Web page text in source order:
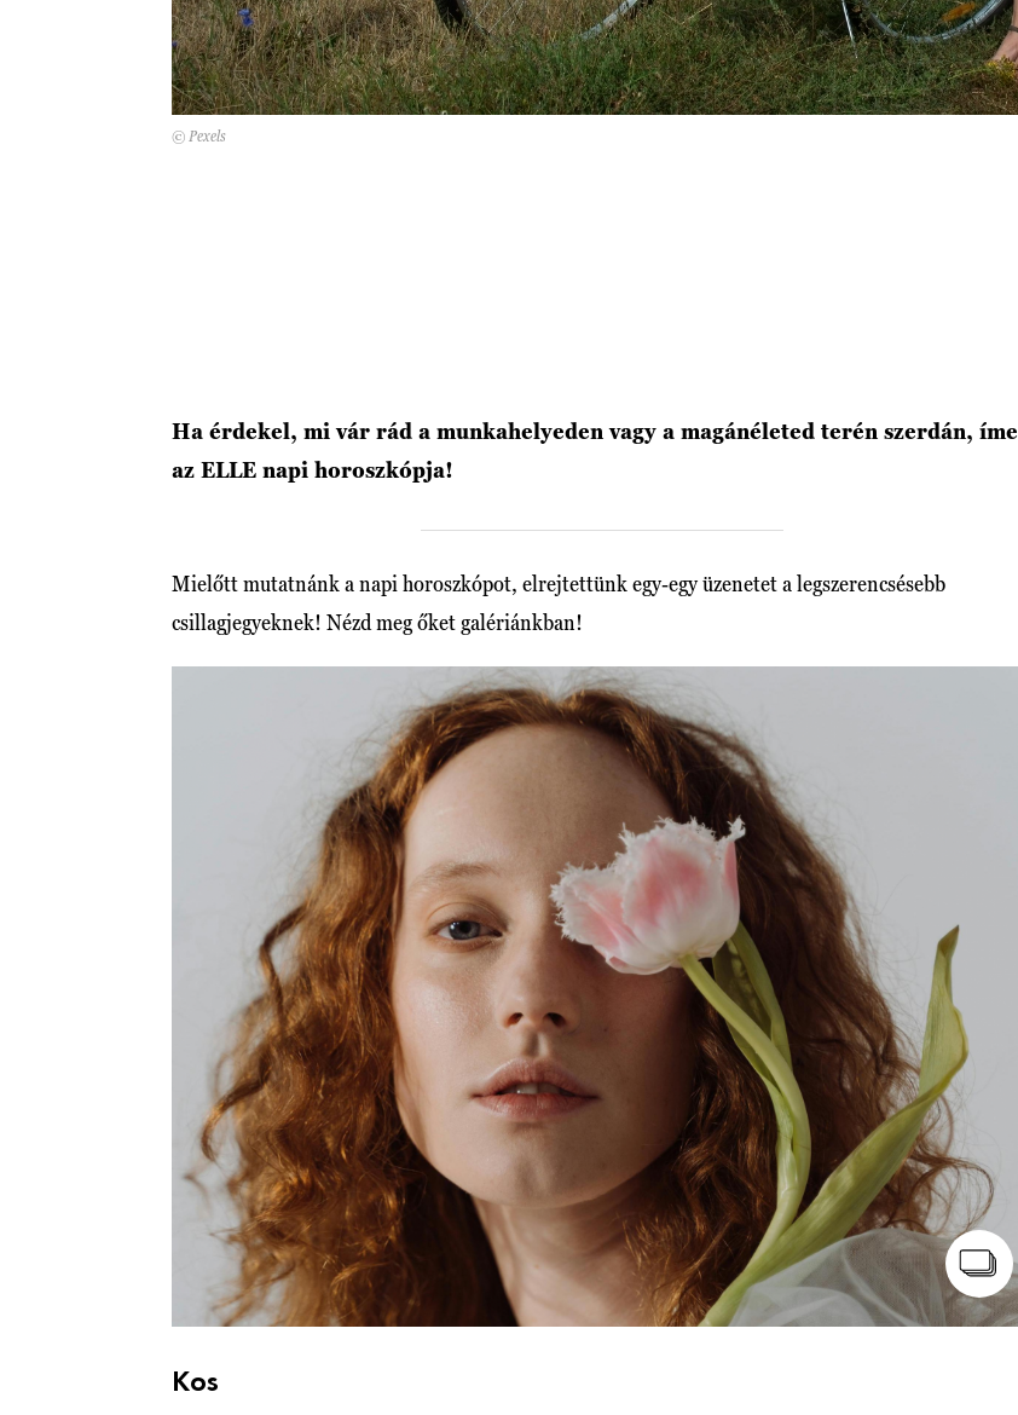
© Pexels
Ha érdekel, mi vár rád a munkahelyeden vagy a magánéleted terén szerdán, íme
az ELLE napi horoszkópja!
Mielőtt mutatnánk a napi horoszkópot, elrejtettünk egy-egy üzenetet a legszerencsésebb
csillagjegyeknek! Nézd meg őket galériánkban!
Kos